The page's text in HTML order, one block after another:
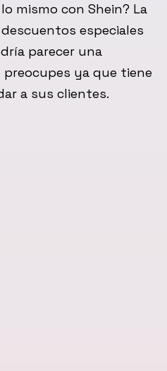
mismo con Shein? La
especiales
parecer una
ya que tiene
a sus clientes.